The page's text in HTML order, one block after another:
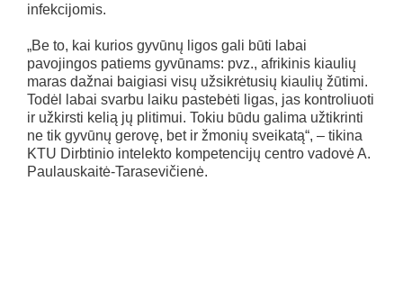
infekcijomis.
„Be to, kai kurios gyvūnų ligos gali būti labai
pavojingos patiems gyvūnams: pvz., afrikinis kiaulių
maras dažnai baigiasi visų užsikrėtusių kiaulių žūtimi.
Todėl labai svarbu laiku pastebėti ligas, jas kontroliuoti
ir užkirsti kelią jų plitimui. Tokiu būdu galima užtikrinti
ne tik gyvūnų gerovę, bet ir žmonių sveikatą“, – tikina
KTU Dirbtinio intelekto kompetencijų centro vadovė A.
Paulauskaitė-Tarasevičienė.